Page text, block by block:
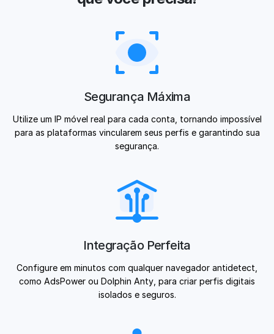
Segurança Máxima
Utilize um IP móvel real para cada conta, tornando impossível
para as plataformas vincularem seus perfis e garantindo sua
segurança.
Integração Perfeita
Configure em minutos com qualquer navegador antidetect,
como AdsPower ou Dolphin Anty, para criar perfis digitais
isolados e seguros.